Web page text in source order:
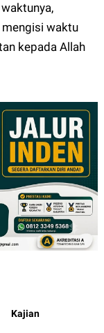
mengisi waktu
kepada Allah
Kajian